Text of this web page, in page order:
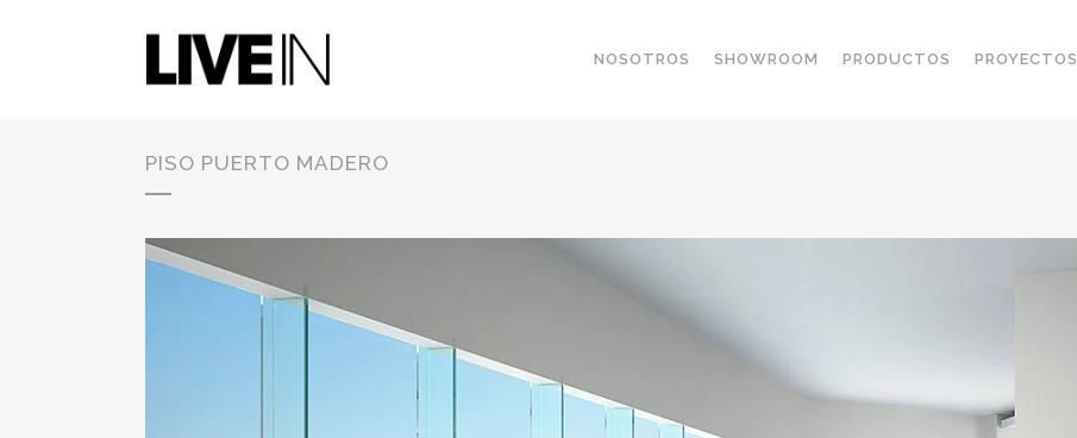
NOSOTROS SHOWROOM PRODUCTOS PROYECTOS
PISO PUERTO MADERO